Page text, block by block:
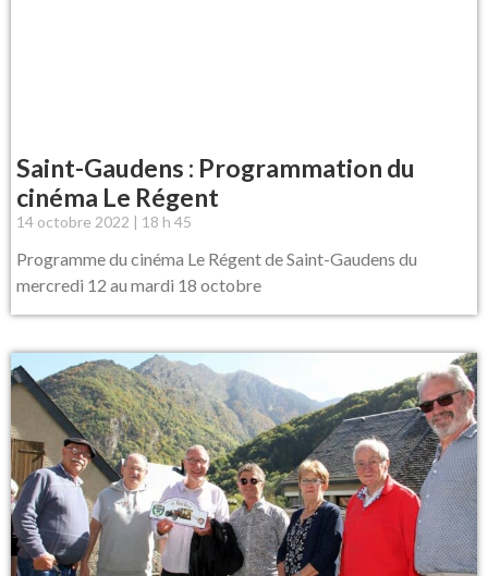
Saint-Gaudens : Programmation du
cinéma Le Régent
14 octobre 2022 18 h 45
Programme du cinéma Le Régent de Saint-Gaudens du
mercredi 12 au mardi 18 octobre